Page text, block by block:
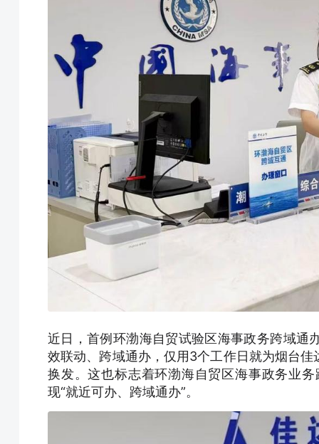
近日，首例环渤海自贸试验区海事政务跨域通
效联动、跨域通办，仅用3个工作日就为烟台
换发。这也标志着环渤海自贸区海事政务业
现“就近可办、跨域通办”。